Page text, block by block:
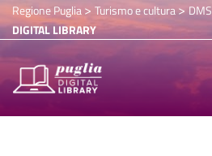
Regione Puglia> Turismo e cultura>DMS
DIGITAL LIBRARY